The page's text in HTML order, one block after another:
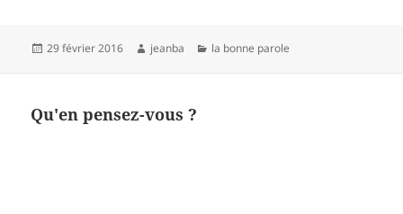
Publié
29 février 2016 Auteur
jeanba Catégories
la bonne parole
Qu'en pensez-vous ?